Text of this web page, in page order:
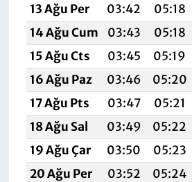
13 Ağu Per
03:42 05:18
14 Ağu Cum
03:43 05:18
15 Ağu Cts
03:45 05:19
16 Ağu Paz
03:46 05:20
17 Ağu Pts
03:47 05:21
18 Ağu Sal
03:49 05:22
19 Ağu Çar
03:50 05:23
20 Ağu Per
03:52 05:24